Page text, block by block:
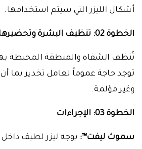
أشكال الليزر التي سيتم استخدامها.
الخطوة 02: تنظيف البشرة وتحضيرها
تُنظف الشفاه والمنطقة المحيطة
توجد حاجة عموماً لعامل تخدير بما
وغير مؤلمة.
الخطوة 03: الإجراءات
سموث ليفت™: يوجه ليزر لطيف داخل